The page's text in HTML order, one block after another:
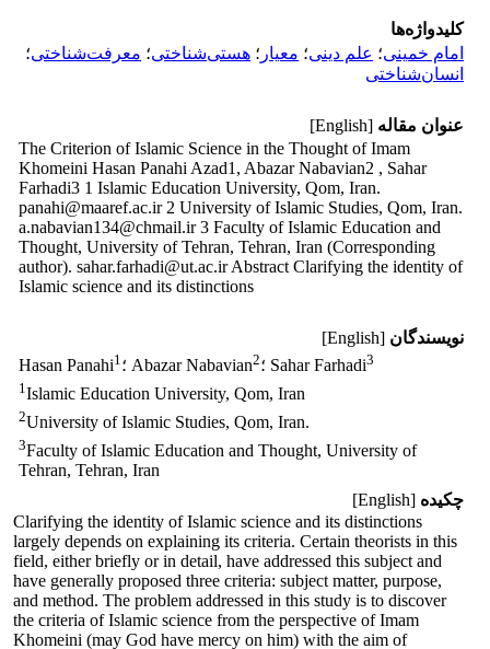
کلیدواژه‌ها
امام ‌خمینی؛ علم ‌دینی؛ معیار ؛ هستی‌شناختی؛ معرفت‌شناختی؛
انسان‌شناختی
عنوان مقاله [English]
The Criterion of Islamic Science in the Thought of Imam
Khomeini Hasan Panahi Azad1, Abazar Nabavian2 , Sahar
Farhadi3 1 Islamic Education University, Qom, Iran.
panahi@maaref.ac.ir 2 University of Islamic Studies, Qom, Iran.
a.nabavian134@chmail.ir 3 Faculty of Islamic Education and
Thought, University of Tehran, Tehran, Iran (Corresponding
author). sahar.farhadi@ut.ac.ir Abstract Clarifying the identity of
Islamic science and its distinctions
نویسندگان [English]
Hasan Panahi1 ؛ Abazar Nabavian2 ؛ Sahar Farhadi3
1 Islamic Education University, Qom, Iran
2University of Islamic Studies, Qom, Iran.
3Faculty of Islamic Education and Thought, University of
Tehran, Tehran, Iran
چکیده [English]
Clarifying the identity of Islamic science and its distinctions
largely depends on explaining its criteria. Certain theorists in this
field, either briefly or in detail, have addressed this subject and
have generally proposed three criteria: subject matter, purpose,
and method. The problem addressed in this study is to discover
the criteria of Islamic science from the perspective of Imam
Khomeini (may God have mercy on him) with the aim of